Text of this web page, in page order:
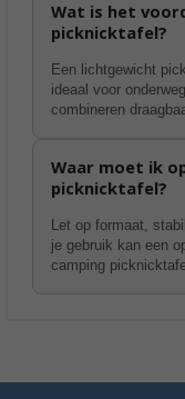
Wat is het
picknicktafel?
Een lichtgewicht
ideaal voor
combineren
Waar moet ik
picknicktafel?
Let op formaat,
je gebruik kan een
camping